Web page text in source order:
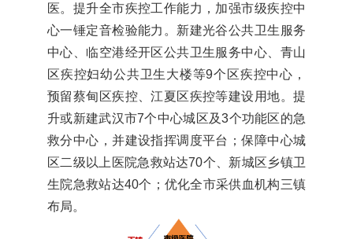
医。提升全市疾控工作能力，加强市级疾控中
心一锤定音检验能力。新建光谷公共卫生服务
中心、临空港经开区公共卫生服务中心、青山
区疾控妇幼公共卫生大楼等9个区疾控中心，
预留蔡甸区疾控、江夏区疾控等建设用地。提
升或新建武汉市7个中心城区及3个功能区的急
救分中心，并建设指挥调度平台；保障中心城
区二级以上医院急救站达70个、新城区乡镇卫
生院急救站达40个；优化全市采供血机构三镇
布局。